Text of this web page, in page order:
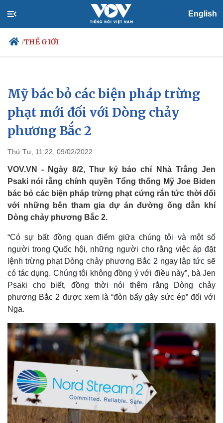
English
/THẾ GIỚI
Chính trị
Đảng
Tổ chức nhân sự
Quốc hội
Nhận diện sự thật
Xã hội
Tin 24h
Dự báo thời tiết
Mỹ bác bỏ các biện pháp trừng
phạt mới đối với Dòng chảy
phương Bắc 2
Thứ Tư, 11:22, 09/02/2022
VOV.VN - Ngày 8/2, Thư ký báo chí Nhà Trắng Jen
Psaki nói rằng chính quyền Tổng thống Mỹ Joe Biden
bác bỏ các biện pháp trừng phạt cứng rắn tức thời đối
với những bên tham gia dự án đường ống dẫn khí
Dòng chảy phương Bắc 2.
“Có sự bất đồng quan điểm giữa chúng tôi và một số
người trong Quốc hội, những người cho rằng việc áp đặt
lệnh trừng phạt Dòng chảy phương Bắc 2 ngay lập tức sẽ
có tác dụng. Chúng tôi không đồng ý với điều này”, bà Jen
Psaki cho biết, đồng thời nói thêm rằng Dòng chảy
phương Bắc 2 được xem là “đòn bẩy gây sức ép” đối với
Nga.